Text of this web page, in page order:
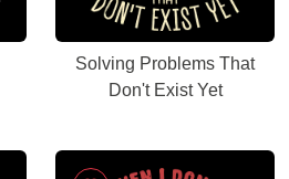
Solving Problems That
Don't Exist Yet